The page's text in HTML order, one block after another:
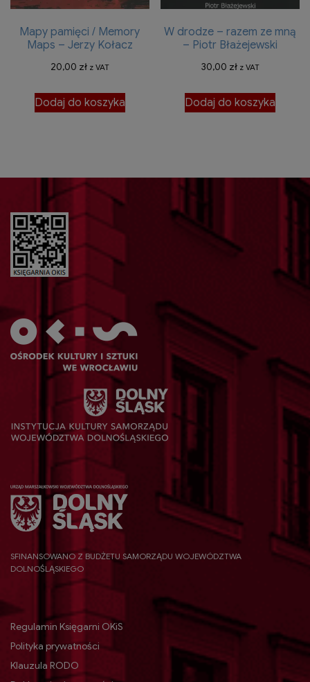
Mapy pamięci / Memory
Maps – Jerzy Kołacz
20,00 zł z VAT
Dodaj do koszyka
W drodze – razem ze mną
– Piotr Błażejewski
30,00 zł z VAT
Dodaj do koszyka
SFINANSOWANO Z BUDŻETU SAMORZĄDU WOJEWÓDZTWA
DOLNOŚLĄSKIEGO
Regulamin Księgarni OKiS
Polityka prywatności
Klauzula RODO